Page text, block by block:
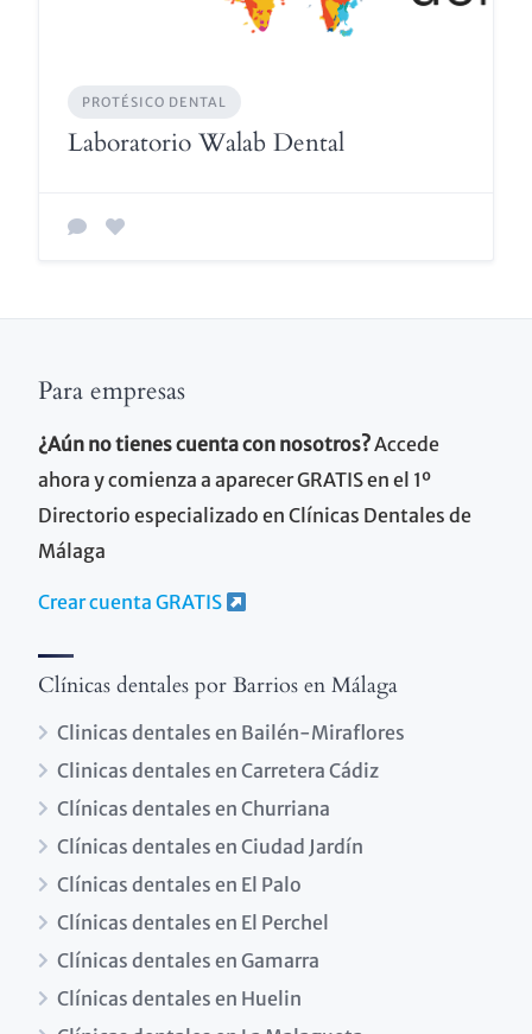
PROTÉSICO DENTAL
Laboratorio Walab Dental
Para empresas
¿Aún no tienes cuenta con nosotros?Accede
ahora y comienza a aparecer GRATIS en el 1º
Directorio especializado en Clínicas Dentales de
Málaga
Crear cuenta GRATIS
Clínicas dentales por Barrios en Málaga
Clinicas dentales en Bailén-Miraflores
Clinicas dentales en Carretera Cádiz
Clínicas dentales en Churriana
Clínicas dentales en Ciudad Jardín
Clínicas dentales en El Palo
Clínicas dentales en El Perchel
Clínicas dentales en Gamarra
Clínicas dentales en Huelin